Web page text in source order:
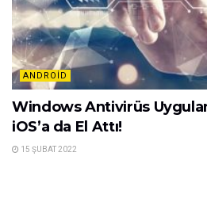
ANDROID
Windows Antivirüs
iOS’a da El Attı!
15 ŞUBAT 2022